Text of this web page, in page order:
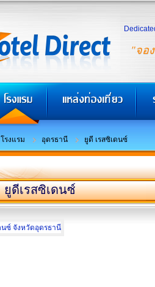
"จอ
โรงแรม อุดรธานี ยูดี เรสซิเดนซ์
ยูดีเรสซิเดนซ์